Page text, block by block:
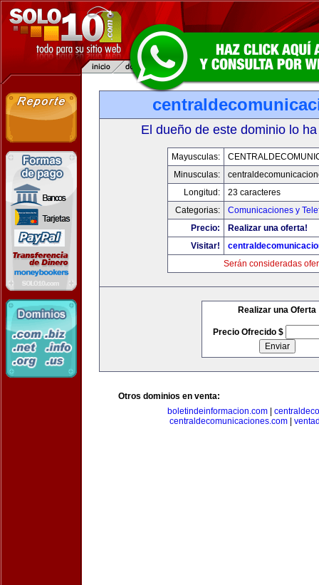
El dueño de este dominio lo
Mayusculas:
Minusculas:
Longitud:
23 caracteres
Categorias:
Comunicaciones y
Precio:
Realizar una oferta!
Visitar!
Serán consideradas
Realizar una Oferta
Precio Ofrecido $
Otros dominios en venta:
boletindeinformacion.com|
centraldecomunicaciones.com|